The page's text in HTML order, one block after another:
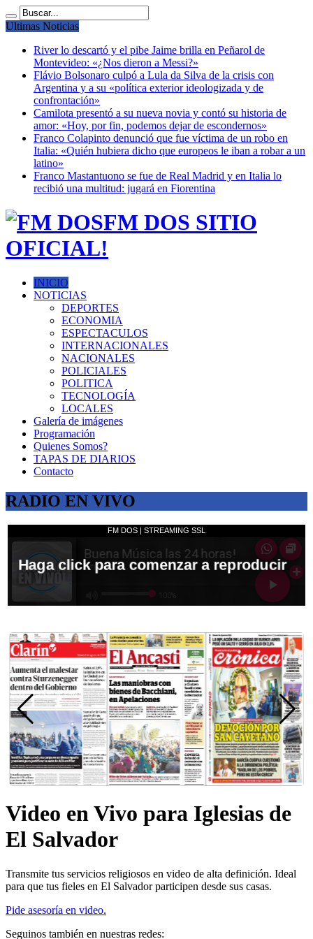
Ultimas Noticias
River lo descartó y el pibe Jaime brilla en Peñarol de
Montevideo: «¿Nos dieron a Messi?»
Flávio Bolsonaro culpó a Lula da Silva de la crisis con
Argentina y a su «política exterior ideologizada y de
confrontación»
Camilota presentó a su nueva novia y contó su historia de
amor: «Hoy, por fin, podemos dejar de escondernos»
Franco Colapinto denunció que fue víctima de un robo en
Italia: «Quién hubiera dicho que europeos le iban a robar a un
latino»
Franco Mastantuono se fue de Real Madrid y en Italia lo
recibió una multitud: jugará en Fiorentina
FM DOS SITIO
OFICIAL!
INICIO
NOTICIAS
DEPORTES
ECONOMIA
ESPECTACULOS
INTERNACIONALES
NACIONALES
POLICIALES
POLITICA
TECNOLOGÍA
LOCALES
Galería de imágenes
Programación
Quienes Somos?
TAPAS DE DIARIOS
Contacto
RADIO EN VIVO
Video en Vivo para Iglesias de
El Salvador
Transmite tus servicios religiosos en video de alta definición. Ideal
para que tus fieles en El Salvador participen desde sus casas.
Pide asesoría en video.
Seguinos también en nuestras redes: